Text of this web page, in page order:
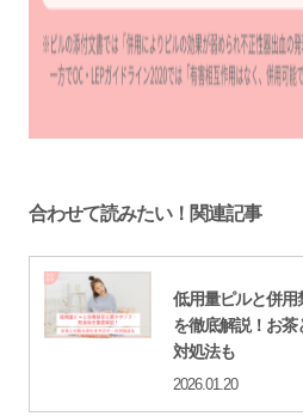
合わせて読みたい！関連記事
低用量ピルと併用
を徹底解説！お
対処法も
2026.01.20